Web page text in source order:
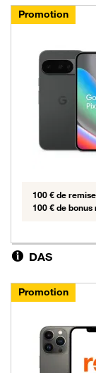
Promotion
100 € de
100 € de bonus
DAS
Promotion